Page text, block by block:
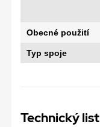
Obecné použití
Typ spoje
Technický list